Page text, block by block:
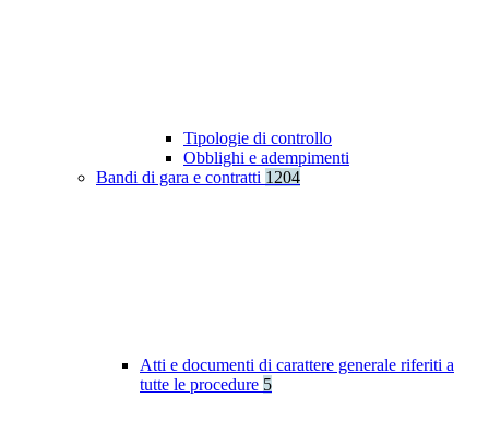
Tipologie di controllo
Obblighi e adempimenti
Bandi di gara e contratti 1204
Atti e documenti di carattere generale riferiti a
tutte le procedure 5